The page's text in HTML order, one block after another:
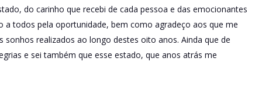
do carinho que recebi de cada pessoa e das emocionantes
a todos pela oportunidade, bem como agradeço aos que me
realizados ao longo destes oito anos. Ainda que de
e sei também que esse estado, que anos atrás me